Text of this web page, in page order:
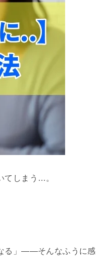
てしまう…。
る」——そんなふうに感